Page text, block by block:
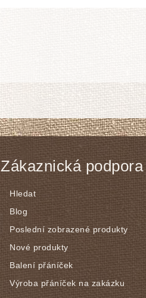
Zákaznická podpora
Hledat
Blog
Poslední zobrazené produkty
Nové produkty
Balení přáníček
Výroba přáníček na zakázku